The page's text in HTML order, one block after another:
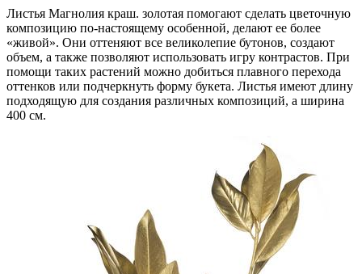
Листья Магнолия краш. золотая помогают сделать цветочную
композицию по-настоящему особенной, делают ее более
«живой». Они оттеняют все великолепие бутонов, создают
объем, а также позволяют использовать игру контрастов. При
помощи таких растений можно добиться плавного перехода
оттенков или подчеркнуть форму букета. Листья имеют длину
подходящую для создания различных композиций, а ширина
400 см.